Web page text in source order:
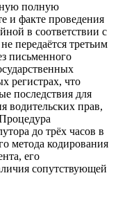
полную
и факте проведения
в соответствии с
передаётся третьим
письменного
регистрах, что
последствия для
водительских прав,
до трёх часов в
метода кодирования
его
сопутствующей